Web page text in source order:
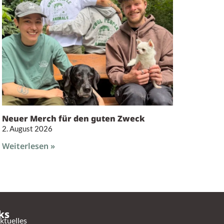
Neuer Merch für den guten Zweck
2. August 2026
Weiterlesen »